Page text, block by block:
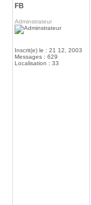
FB
Adminstrateur
Inscrit(e) le : 21 12, 2003
Messages : 629
Localisation : 33